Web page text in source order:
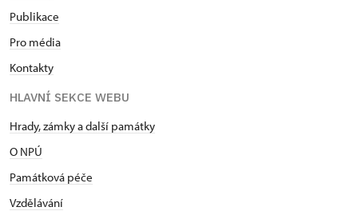
Publikace
Pro média
Kontakty
HLAVNÍ SEKCE WEBU
Hrady, zámky a další památky
O NPÚ
Památková péče
Vzdělávání